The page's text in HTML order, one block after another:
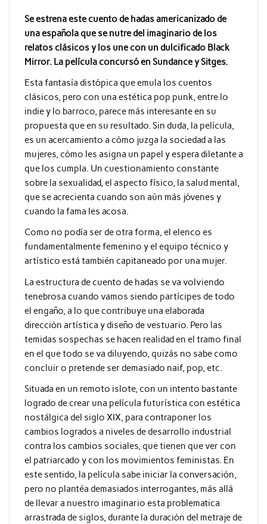
Se estrena este cuento de hadas americanizado de
una española que se nutre del imaginario de los
relatos clásicos y los une con un dulcificado Black
Mirror. La película concursó en Sundance y Sitges.
Esta fantasía distópica que emula los cuentos
clásicos, pero con una estética pop punk, entre lo
indie y lo barroco, parece más interesante en su
propuesta que en su resultado. Sin duda, la película,
es un acercamiento a cómo juzga la sociedad a las
mujeres, cómo les asigna un papel y espera diletante a
que los cumpla. Un cuestionamiento constante
sobre la sexualidad, el aspecto físico, la salud mental,
que se acrecienta cuando son aún más jóvenes y
cuando la fama les acosa.
Como no podía ser de otra forma, el elenco es
fundamentalmente femenino y el equipo técnico y
artístico está también capitaneado por una mujer.
La estructura de cuento de hadas se va volviendo
tenebrosa cuando vamos siendo partícipes de todo
el engaño, a lo que contribuye una elaborada
dirección artística y diseño de vestuario. Pero las
temidas sospechas se hacen realidad en el tramo final
en el que todo se va diluyendo, quizás no sabe como
concluir o pretende ser demasiado naif, pop, etc.
Situada en un remoto islote, con un intento bastante
logrado de crear una película futurística con estética
nostálgica del siglo XIX, para contraponer los
cambios logrados a niveles de desarrollo industrial
contra los cambios sociales, que tienen que ver con
el patriarcado y con los movimientos feministas. En
este sentido, la película sabe iniciar la conversación,
pero no plantéa demasiados interrogantes, más allá
de llevar a nuestro imaginario esta problematica
arrastrada de siglos, durante la duración del metraje de